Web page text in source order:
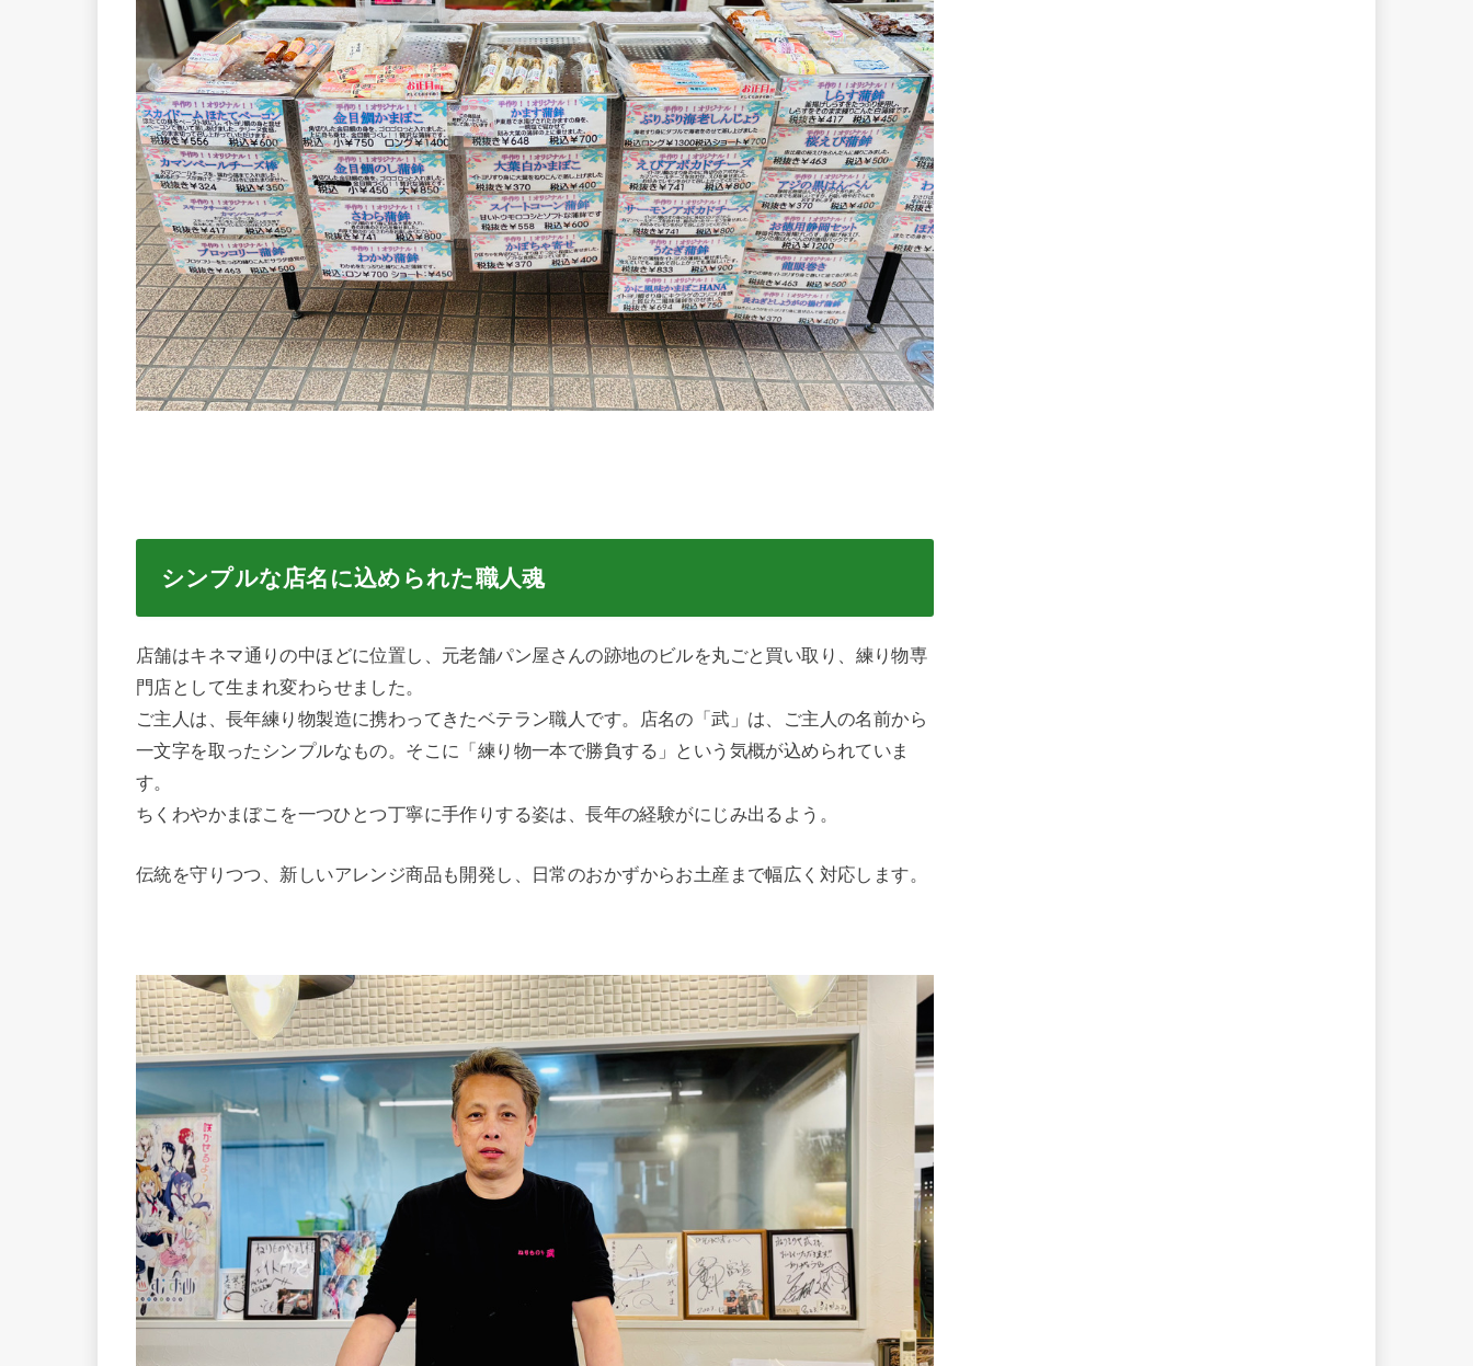
シンプルな店名に込められた職人魂
店舗はキネマ通りの中ほどに位置し、元老舗パン屋さんの跡地のビルを丸ごと買い取り、練り物専
門店として生まれ変わらせました。
ご主人は、長年練り物製造に携わってきたベテラン職人です。店名の「武」は、ご主人の名前から
一文字を取ったシンプルなもの。そこに「練り物一本で勝負する」という気概が込められていま
す。
ちくわやかまぼこを一つひとつ丁寧に手作りする姿は、長年の経験がにじみ出るよう。
伝統を守りつつ、新しいアレンジ商品も開発し、日常のおかずからお土産まで幅広く対応します。